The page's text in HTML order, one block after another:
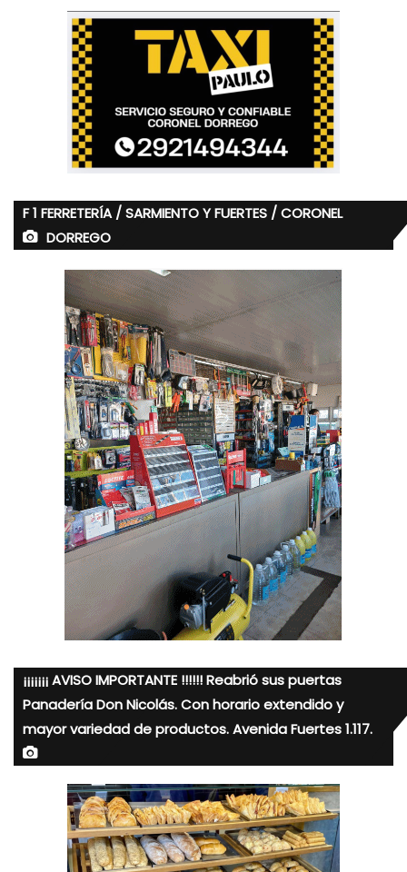
F 1 FERRETERÍA / SARMIENTO Y FUERTES / CORONEL
DORREGO
¡¡¡¡¡¡¡ AVISO IMPORTANTE !!!!!! Reabrió sus puertas
Panadería Don Nicolás. Con horario extendido y
mayor variedad de productos. Avenida Fuertes 1.117.